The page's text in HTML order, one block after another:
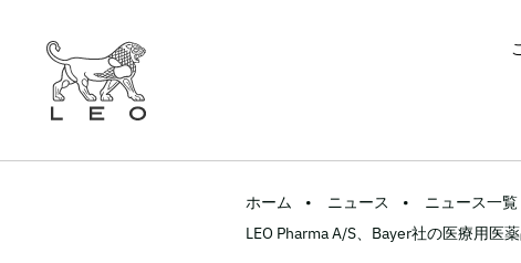
ホーム ニュース
ニュース一覧
LEO Pharma A/S、Bayer社の医療用医